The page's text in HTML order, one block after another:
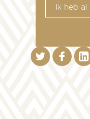
Ik heb